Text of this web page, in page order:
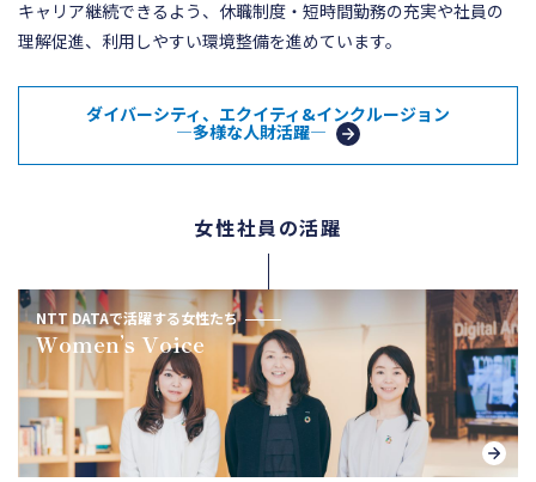
キャリア継続できるよう、休職制度・短時間勤務の充実や社員の
理解促進、利用しやすい環境整備を進めています。
ダイバーシティ、エクイティ&インクルージョン
―多様な人財活躍―
女性社員の活躍
NTT DATAで活躍する女性たち
Women’s Voice